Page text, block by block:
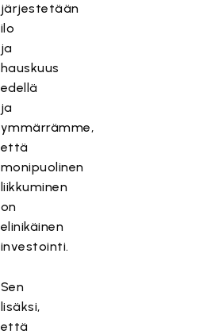
järjestetään
ilo
ja
hauskuus
edellä
ja
ymmärrämme,
että
monipuolinen
liikkuminen
on
elinikäinen
investointi.
Sen
lisäksi,
että